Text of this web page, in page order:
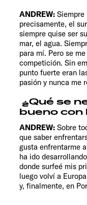
ANDREW: Siempre
precisamente, el
siempre quise ser
mar, el agua.
para mí. Pero se
competición. Sin
punto fuerte eran
pasión y nunca me
¿Qué se
bueno con
ANDREW: Sobre
que saber
gusta enfrentarme
ha ido
donde surfeé mis
luego volví a
y, finalmente, en